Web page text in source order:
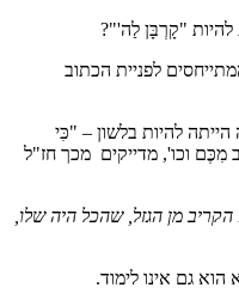
"קָרְבָּן לַה'"?
לפניית הכתוב
הייתה להיות בלשון – "כִּי
מִכֶּם וכו', מדייקים מכך חז"ל
מן הגזל, שהכל היה שלו,
גם אינו לימוד.